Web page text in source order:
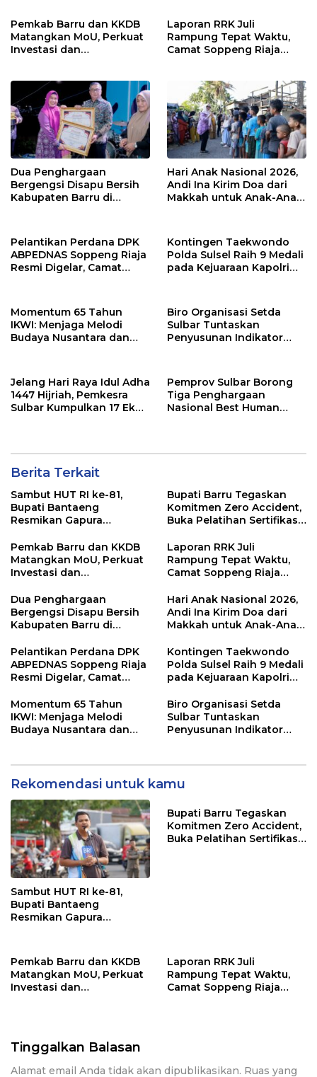
Pemkab Barru dan KKDB
Matangkan MoU, Perkuat
Investasi dan
Laporan RRK Juli
Rampung Tepat Waktu,
Camat Soppeng Riaja
Dua Penghargaan
Bergengsi Disapu Bersih
Kabupaten Barru di
Hari Anak Nasional 2026,
Andi Ina Kirim Doa dari
Makkah untuk Anak-Anak
Pelantikan Perdana DPK
ABPEDNAS Soppeng Riaja
Resmi Digelar, Camat
Kontingen Taekwondo
Polda Sulsel Raih 9 Medali
pada Kejuaraan Kapolri
Momentum 65 Tahun
IKWI: Menjaga Melodi
Budaya Nusantara dan
Biro Organisasi Setda
Sulbar Tuntaskan
Penyusunan Indikator
Jelang Hari Raya Idul Adha
1447 Hijriah, Pemkesra
Sulbar Kumpulkan 17 Ekor
Pemprov Sulbar Borong
Tiga Penghargaan
Nasional Best Human
Berita Terkait
Sambut HUT RI ke-81,
Bupati Bantaeng
Resmikan Gapura
Bupati Barru Tegaskan
Komitmen Zero Accident,
Buka Pelatihan Sertifikasi
Pemkab Barru dan KKDB
Matangkan MoU, Perkuat
Investasi dan
Laporan RRK Juli
Rampung Tepat Waktu,
Camat Soppeng Riaja
dan Kelurahan
Dua Penghargaan
Bergengsi Disapu Bersih
Kabupaten Barru di
Hari Anak Nasional 2026,
Andi Ina Kirim Doa dari
Makkah untuk Anak-Anak
Pelantikan Perdana DPK
ABPEDNAS Soppeng Riaja
Resmi Digelar, Camat
Wujudkan Desa Maju
Kontingen Taekwondo
Polda Sulsel Raih 9 Medali
pada Kejuaraan Kapolri
Momentum 65 Tahun
IKWI: Menjaga Melodi
Budaya Nusantara dan
Biro Organisasi Setda
Sulbar Tuntaskan
Penyusunan Indikator
Rekomendasi untuk kamu
Sambut HUT RI ke-81,
Bupati Bantaeng
Resmikan Gapura
Bupati Barru Tegaskan
Komitmen Zero Accident,
Buka Pelatihan Sertifikasi
Pemkab Barru dan KKDB
Matangkan MoU, Perkuat
Investasi dan
Laporan RRK Juli
Rampung Tepat Waktu,
Camat Soppeng Riaja
Tinggalkan Balasan
Alamat email Anda tidak akan dipublikasikan. Ruas yang